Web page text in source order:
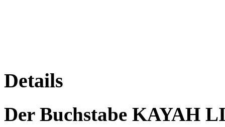
Details
Der Buchstabe KAYAH